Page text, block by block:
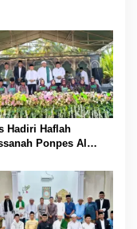
Hadiri Haflah
Ponpes Al